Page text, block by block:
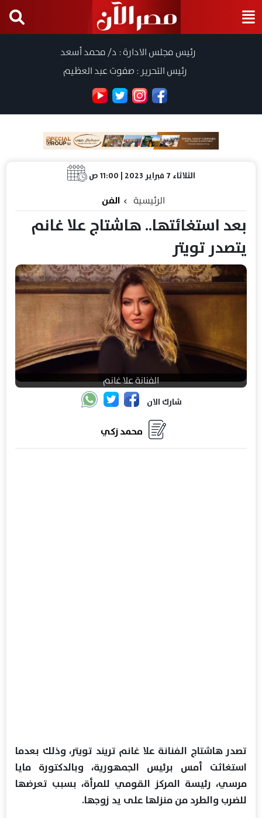
رئيس مجلس الادارة : د/ محمد أسعد
رئيس التحرير : صفوت عبد العظيم
الثلاثاء 7 فبراير 2023 | 11:00 ص
الرئيسية الفن
بعد استغائتها.. هاشتاج علا غانم
يتصدر تويتر
الفنانة علا غانم
شارك الان
محمد زكي
تصدر هاشتاج الفنانة علا غانم تريند تويتر، وذلك بعدما
استغاثت أمس برئيس الجمهورية، وبالدكتورة مايا
مرسي، رئيسة المركز القومي للمرأة، بسبب تعرضها
للضرب والطرد من منزلها على يد زوجها.